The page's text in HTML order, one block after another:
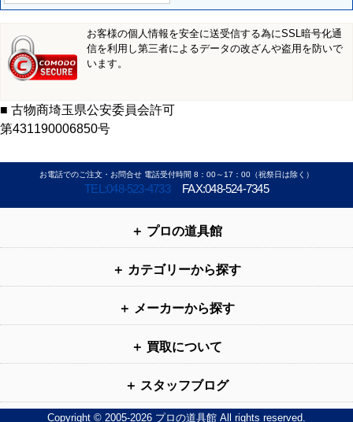
お客様の個人情報を安全に送受信する為にSSL暗号化通
信を利用し第三者によるデータの改ざんや盗用を防いで
います。
■ 古物商埼玉県公安委員会許可
第431190006850号
お電話でのご注文・お問合せ 電話受付時間 8：00～17：00（祝祭日は除く）
TEL:048-523-4733 FAX:048-524-7345
プロの道具館
カテゴリーから探す
メーカーから探す
買取について
スタッフブログ
Copyright © 2005-2026 プロの道具館 All rights reserved.